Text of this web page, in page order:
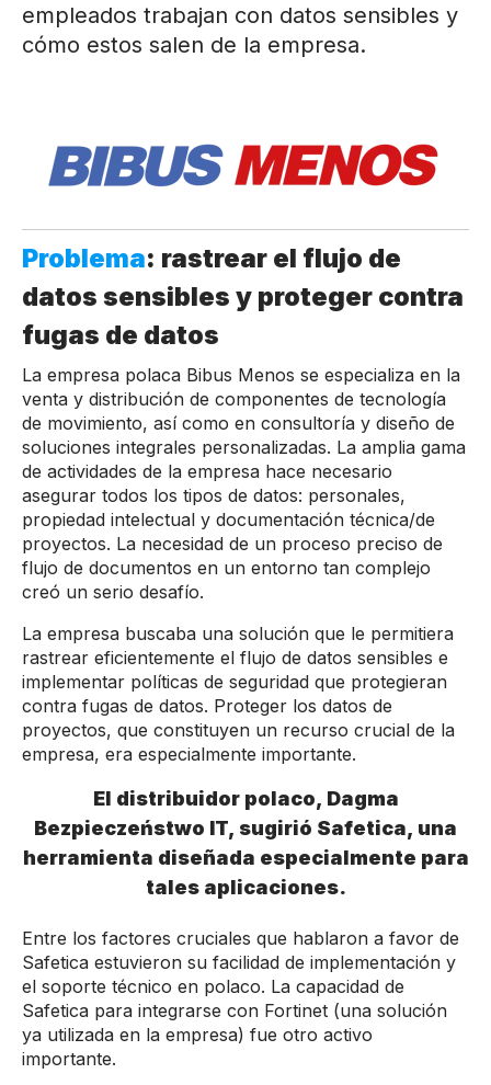
empleados trabajan con datos sensibles y
cómo estos salen de la empresa.
Problema: rastrear el flujo de
datos sensibles y proteger contra
fugas de datos
La empresa polaca Bibus Menos se especializa en la
venta y distribución de componentes de tecnología
de movimiento, así como en consultoría y diseño de
soluciones integrales personalizadas. La amplia gama
de actividades de la empresa hace necesario
asegurar todos los tipos de datos: personales,
propiedad intelectual y documentación técnica/de
proyectos. La necesidad de un proceso preciso de
flujo de documentos en un entorno tan complejo
creó un serio desafío.
La empresa buscaba una solución que le permitiera
rastrear eficientemente el flujo de datos sensibles e
implementar políticas de seguridad que protegieran
contra fugas de datos. Proteger los datos de
proyectos, que constituyen un recurso crucial de la
empresa, era especialmente importante.
El distribuidor polaco, Dagma
Bezpieczeństwo IT, sugirió Safetica, una
herramienta diseñada especialmente para
tales aplicaciones.
Entre los factores cruciales que hablaron a favor de
Safetica estuvieron su facilidad de implementación y
el soporte técnico en polaco. La capacidad de
Safetica para integrarse con Fortinet (una solución
ya utilizada en la empresa) fue otro activo
importante.